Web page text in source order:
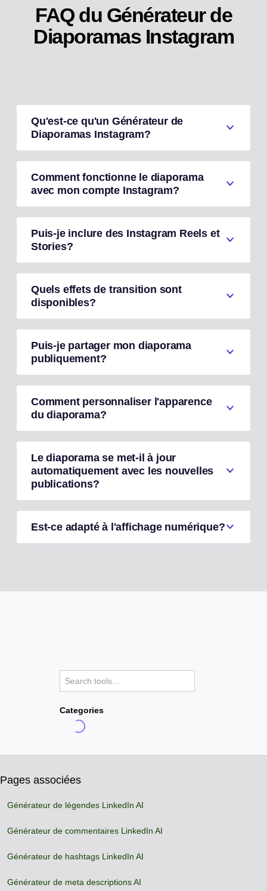
FAQ du Générateur de
Diaporamas Instagram
Qu'est-ce qu'un Générateur de
Diaporamas Instagram?
Comment fonctionne le diaporama
avec mon compte Instagram?
Puis-je inclure des Instagram Reels et
Stories?
Quels effets de transition sont
disponibles?
Puis-je partager mon diaporama
publiquement?
Comment personnaliser l'apparence
du diaporama?
Le diaporama se met-il à jour
automatiquement avec les nouvelles
publications?
Est-ce adapté à l'affichage numérique?
Categories
Pages associées
Générateur de légendes LinkedIn AI
Générateur de commentaires LinkedIn AI
Générateur de hashtags LinkedIn AI
Générateur de meta descriptions AI